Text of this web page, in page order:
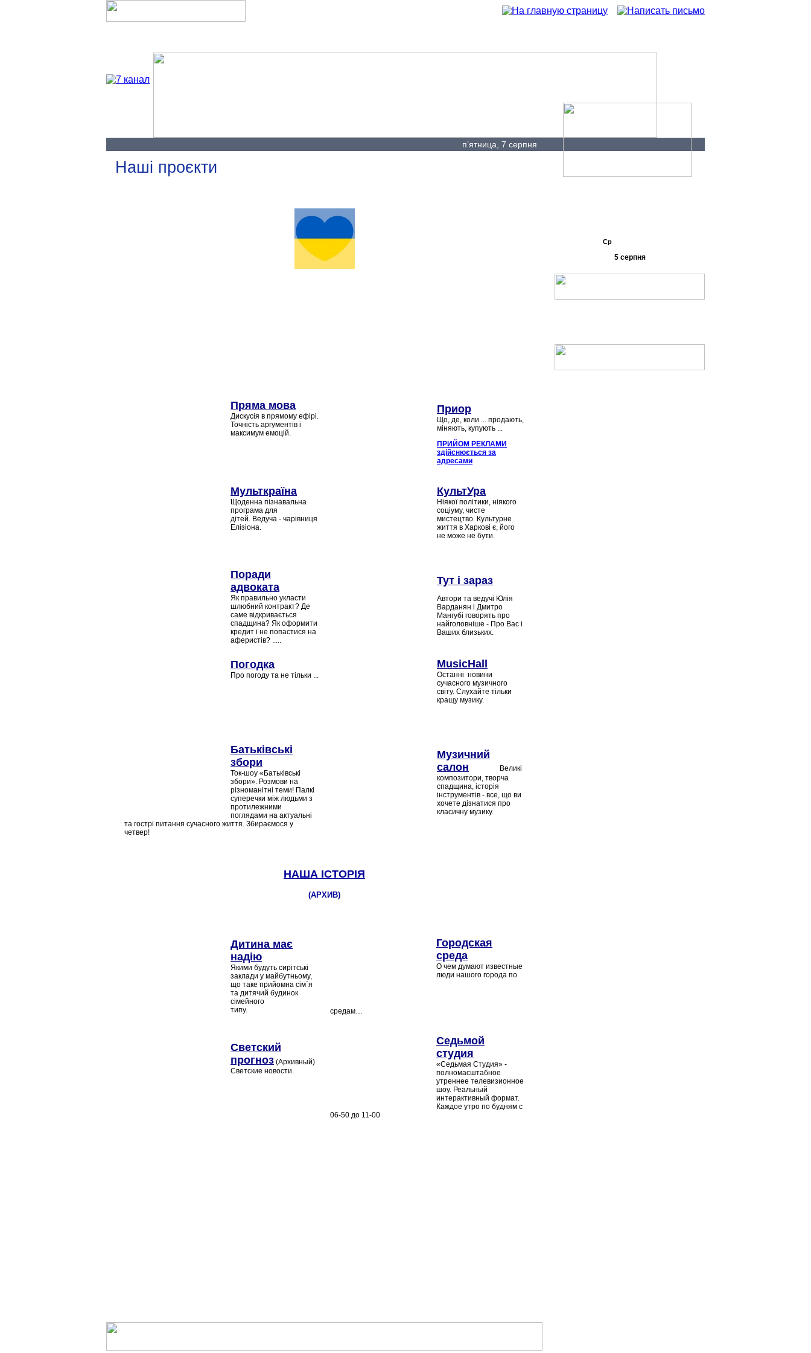
п’ятница, 7 серпня
Наші проєкти
Пряма мова
Дискусія в прямому ефірі.
Точність аргументів і
максимум емоцій.
Приор
Що, де, коли ... продають,
міняють, купують ...
ПРИЙОМ РЕКЛАМИ
здійснюється за
адресами
Мульткраїна
Щоденна пізнавальна
програма для
дітей. Ведуча - чарівниця
Елізіона.
КультУра
Ніякої політики, ніякого
соціуму, чисте
мистецтво. Культурне
життя в Харкові є, його
не може не бути.
Поради
адвоката
Як правильно укласти
шлюбний контракт? Де
саме відкривається
спадщина? Як оформити
кредит і не попастися на
аферистів? .....
Тут і зараз
Автори та ведучі Юлія
Варданян і Дмитро
Мангубі говорять про
найголовніше - Про Вас і
Ваших близьких.
Погодка
Про погоду та не тільки ...
MusiсHall
Останні новини
сучасного музичного
світу. Слухайте тільки
кращу музику.
Батьківські
збори
Ток-шоу «Батьківські
збори». Розмови на
різноманітні теми! Палкі
суперечки між людьми з
протилежними
поглядами на актуальні
та гострі питання сучасного життя. Збираємося у
четвер!
Музичний
салон Великі
композитори, творча
спадщина, історія
інструментів - все, що ви
хочете дізнатися про
класичну музику.
НАША ІСТОРІЯ
(АРХИВ)
Дитина має
надію
Якими будуть сирітські
заклади у майбутньому,
що таке прийомна сім`я
та дитячий будинок
сімейного
типу.
Городская
среда
О чем думают известные
люди нашого города по
средам…
Светский
прогноз (Архивный)
Светские новости.
Седьмой
студия
«Седьмая Студия» -
полномасштабное
утреннее телевизионное
шоу. Реальный
интерактивный формат.
Каждое утро по будням с
06-50 до 11-00
Ср
5 серпня